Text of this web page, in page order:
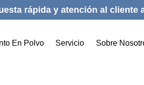
rápida y atención al cliente
En Polvo Servicio Sobre